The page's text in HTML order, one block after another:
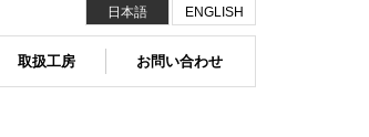
取扱工房 お問い合わせ
日本語 ENGLISH